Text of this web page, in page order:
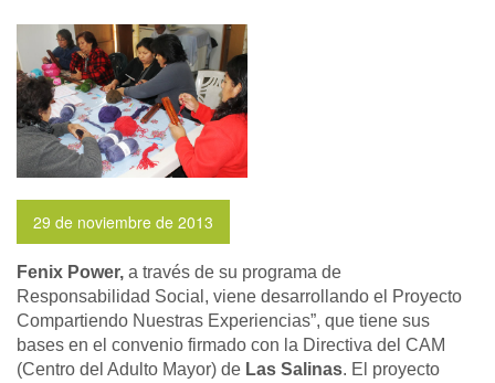
29 de noviembre de 2013
Fenix Power, a través de su programa de
Responsabilidad Social, viene desarrollando el Proyecto
Compartiendo Nuestras Experiencias”, que tiene sus
bases en el convenio firmado con la Directiva del CAM
(Centro del Adulto Mayor) de Las Salinas. El proyecto